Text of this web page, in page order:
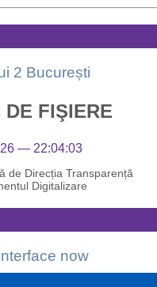
FIŞIERE
— 22:04:03
de Direcția Transparență
Digitalizare
now